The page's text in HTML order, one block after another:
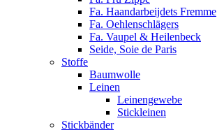
Fa. Haandarbeijdets Fremme
Fa. Oehlenschlägers
Fa. Vaupel & Heilenbeck
Seide, Soie de Paris
Stoffe
Baumwolle
Leinen
Leinengewebe
Stickleinen
Stickbänder